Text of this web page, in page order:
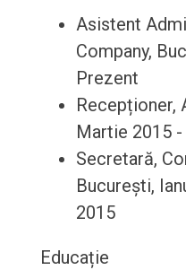
Asistent
Company,
Prezent
Recepționer,
Martie 2015
Secretară,
București,
2015
Educație